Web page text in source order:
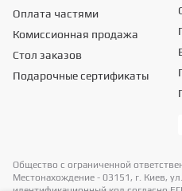
Оплата частями
Комиссионная продажа
Стол заказов
Подарочные сертификаты
Общество с ограниченной
Местонахождение - 03151, г. Киев,